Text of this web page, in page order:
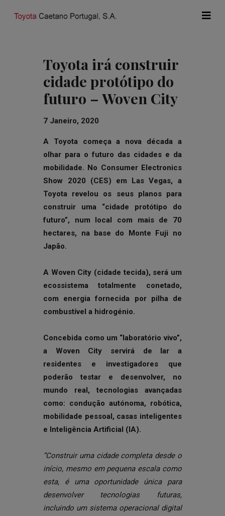
Toyota irá construir
cidade protótipo do
futuro – Woven City
7 Janeiro, 2020
A Toyota começa a nova década a
olhar para o futuro das cidades e da
mobilidade. No Consumer Electronics
Show 2020 (CES) em Las Vegas, a
Toyota revelou os seus planos para
construir uma “cidade protótipo do
futuro”, num local com mais de 70
hectares, na base do Monte Fuji no
Japão.
A Woven City (cidade tecida), será um
ecossistema totalmente conetado,
com energia fornecida por pilha de
combustível a hidrogénio.
Concebida como um “laboratório vivo”,
a Woven City servirá de lar a
residentes e investigadores que
poderão testar e desenvolver, no
mundo real, tecnologias avançadas
como: condução autónoma, robótica,
mobilidade pessoal, casas inteligentes
e Inteligência Artificial (IA).
”Construir uma cidade completa desde o
início, mesmo em pequena escala como
esta, é uma oportunidade única para
desenvolver tecnologias futuras,
incluindo um sistema operacional digital